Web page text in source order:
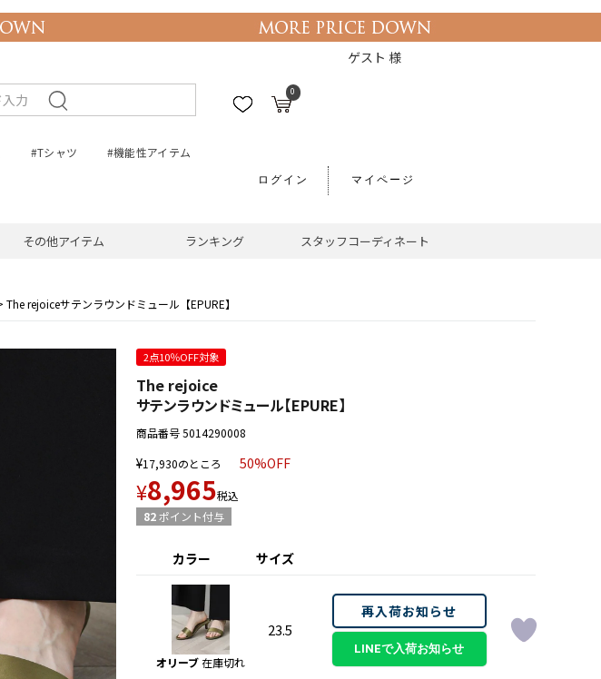
ゲスト 様
0
#Tシャツ #機能性アイテム
ログイン マイページ
その他アイテム ランキング スタッフコーディネート
The rejoiceサテンラウンドミュール【EPURE】
2点10％OFF対象
The rejoice
サテンラウンドミュール【EPURE】
商品番号5014290008
¥17,930のところ 50%OFF
¥8,965税込
82ポイント付与
サイズ
カラー
オリーブ 在庫切れ
23.5
再入荷お知らせ